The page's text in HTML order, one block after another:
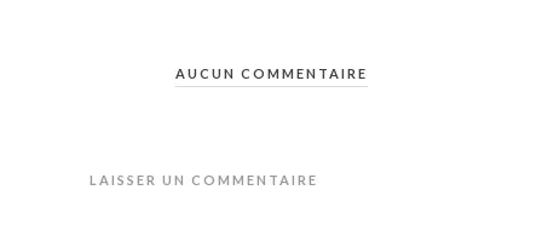
AUCUN COMMENTAIRE
LAISSER UN COMMENTAIRE